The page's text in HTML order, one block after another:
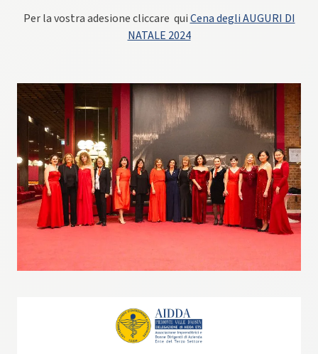
Per la vostra adesione cliccare quiCena degli AUGURI DI
NATALE 2024